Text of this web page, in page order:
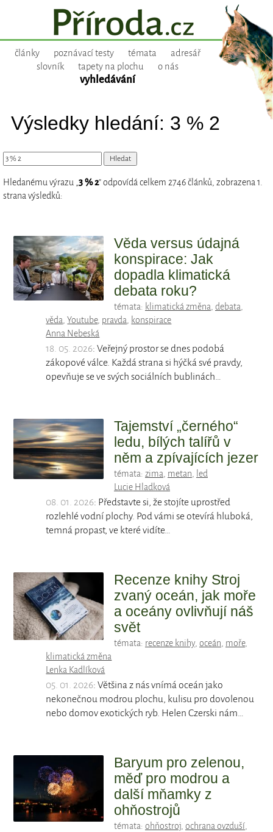
články poznávací testy témata
adresář
slovník
tapety na plochu o nás
vyhledávání
Výsledky hledání: 3 % 2
Hledanému výrazu „3 % 2“ odpovídá celkem 2746 článků, zobrazena 1.
strana výsledků:
Věda versus údajná
konspirace: Jak
dopadla klimatická
debata roku?
témata: klimatická změna, debata,
věda,Youtube, pravda, konspirace
Anna Nebeská
18. 05. 2026: Veřejný prostor se dnes podobá
zákopové válce. Každá strana si hýčká své pravdy,
opevňuje se ve svých sociálních bublinách…
Tajemství „černého“
ledu, bílých talířů v
něm a zpívajících jezer
témata: zima, metan, led
Lucie Hladková
08. 01. 2026: Představte si, že stojíte uprostřed
rozlehlé vodní plochy. Pod vámi se otevírá hluboká,
temná propast, ve které vidíte…
Recenze knihy Stroj
zvaný oceán, jak moře
a oceány ovlivňují náš
svět
témata: recenze knihy, oceán, moře,
klimatická změna
Lenka Kadlíková
05. 01. 2026: Většina z nás vnímá oceán jako
nekonečnou modrou plochu, kulisu pro dovolenou
nebo domov exotických ryb. Helen Czerski nám…
Baryum pro zelenou,
měď pro modrou a
další mňamky z
ohňostrojů
témata: ohňostroj, ochrana ovzduší,